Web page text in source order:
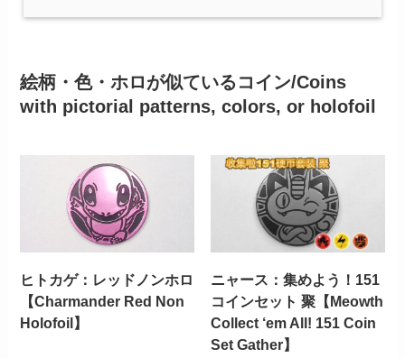
絵柄・色・ホロが似ているコイン/Coins
with pictorial patterns, colors, or holofoil
ヒトカゲ：レッドノンホロ
【Charmander Red Non
Holofoil】
ニャース：集めよう！151
コインセット 聚【Meowth
Collect ‘em All! 151 Coin
Set Gather】